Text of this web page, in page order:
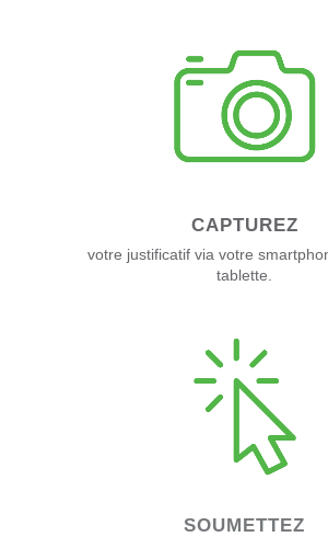
CAPTUREZ
votre justificatif via votre
tablette.
SOUMETTEZ